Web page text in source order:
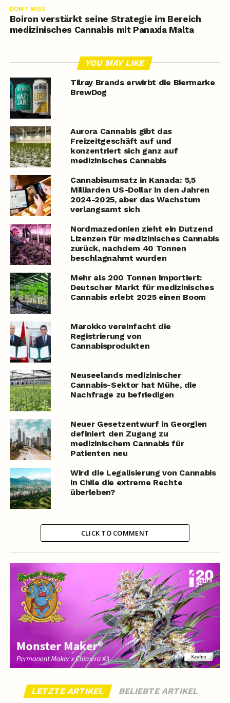
DON'T MISS
Boiron verstärkt seine Strategie im Bereich
medizinisches Cannabis mit Panaxia Malta
YOU MAY LIKE
Tilray Brands erwirbt die Biermarke
BrewDog
Aurora Cannabis gibt das
Freizeitgeschäft auf und
konzentriert sich ganz auf
medizinisches Cannabis
Cannabisumsatz in Kanada: 5,5
Milliarden US-Dollar in den Jahren
2024-2025, aber das Wachstum
verlangsamt sich
Nordmazedonien zieht ein Dutzend
Lizenzen für medizinisches Cannabis
zurück, nachdem 40 Tonnen
beschlagnahmt wurden
Mehr als 200 Tonnen importiert:
Deutscher Markt für medizinisches
Cannabis erlebt 2025 einen Boom
Marokko vereinfacht die
Registrierung von
Cannabisprodukten
Neuseelands medizinischer
Cannabis-Sektor hat Mühe, die
Nachfrage zu befriedigen
Neuer Gesetzentwurf in Georgien
definiert den Zugang zu
medizinischem Cannabis für
Patienten neu
Wird die Legalisierung von Cannabis
in Chile die extreme Rechte
überleben?
CLICK TO COMMENT
LETZTE ARTIKEL BELIEBTE ARTIKEL